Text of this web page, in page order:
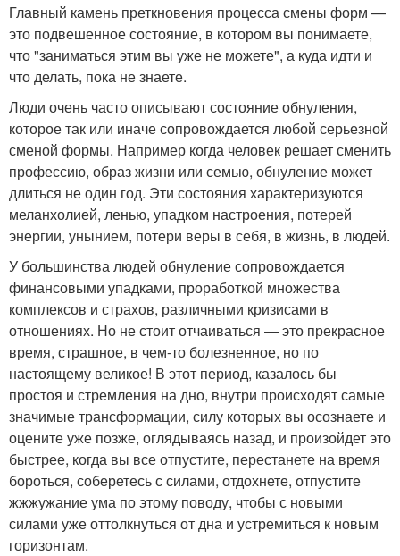
Главный камень преткновения процесса смены форм —
это подвешенное состояние, в котором вы понимаете,
что "заниматься этим вы уже не можете", а куда идти и
что делать, пока не знаете.
Люди очень часто описывают состояние обнуления,
которое так или иначе сопровождается любой серьезной
сменой формы. Например когда человек решает сменить
профессию, образ жизни или семью, обнуление может
длиться не один год. Эти состояния характеризуются
меланхолией, ленью, упадком настроения, потерей
энергии, унынием, потери веры в себя, в жизнь, в людей.
У большинства людей обнуление сопровождается
финансовыми упадками, проработкой множества
комплексов и страхов, различными кризисами в
отношениях. Но не стоит отчаиваться — это прекрасное
время, страшное, в чем-то болезненное, но по
настоящему великое! В этот период, казалось бы
простоя и стремления на дно, внутри происходят самые
значимые трансформации, силу которых вы осознаете и
оцените уже позже, оглядываясь назад, и произойдет это
быстрее, когда вы все отпустите, перестанете на время
бороться, соберетесь с силами, отдохнете, отпустите
жжжужание ума по этому поводу, чтобы с новыми
силами уже оттолкнуться от дна и устремиться к новым
горизонтам.